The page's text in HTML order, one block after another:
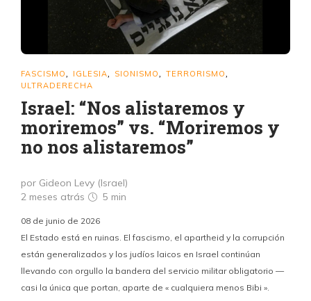
FASCISMO IGLESIA SIONISMO TERRORISMO
ULTRADERECHA
Israel: “Nos alistaremos y
moriremos” vs. “Moriremos y
no nos alistaremos”
por Gideon Levy (Israel)
2 meses atrás
5 min
08 de junio de 2026
El Estado está en ruinas. El fascismo, el apartheid y la corrupción
están generalizados y los judíos laicos en Israel continúan
llevando con orgullo la bandera del servicio militar obligatorio —
casi la única que portan, aparte de « cualquiera menos Bibi ».